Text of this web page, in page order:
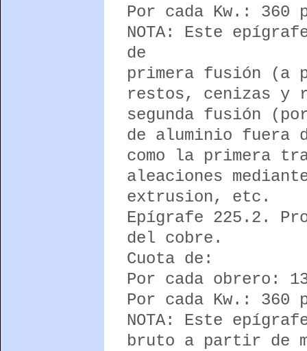
Por cada Kw.: 360
NOTA: Este
de
primera fusión (a
restos, cenizas y
segunda fusión
de aluminio fuera
como la primera
aleaciones
extrusion, etc.
Epígrafe 225.2.
del cobre.
Cuota de:
Por cada obrero:
Por cada Kw.: 360
NOTA: Este
bruto a partir de